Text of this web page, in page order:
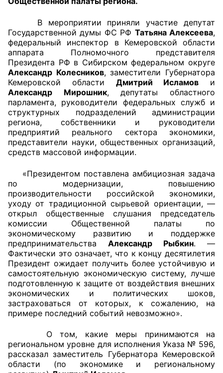
Главная
Общественные советы
Общественные советы при территориальных
органах федеральных органов
исполнительной власти
независимой оценки качества условий
оказания услуг
О Палате
Структура Палаты
Комиссии
Экспертный совет ОП КО
Совет ОП КО
Общественный штаб
Члены ОП КО
Документы ОП КО
В мероприятии приняли участие депутат
Государственной думы ФС РФ Татьяна Алексеева,
федеральный инспектор в Кемеровской области
аппарата Полномочного представителя
Президента РФ в Сибирском федеральном округе
Александр Колесников, заместители Губернатора
Кемеровской области Дмитрий Исламов и
Александр Мирошник, депутаты областного
парламента, руководители федеральных служб и
структурных подразделений администрации
региона, собственники и руководители
предприятий реального сектора экономики,
представители науки, общественных организаций,
средств массовой информации.
«Президентом поставлена амбициозная задача
по модернизации, повышению
производительности российской экономики,
уходу от традиционной сырьевой ориентации, —
открыл общественные слушания председатель
комиссии Общественной палаты по
экономическому развитию и поддержке
предпринимательства Александр Рыбкин. —
Фактически это означает, что к концу десятилетия
Президент ожидает получить более устойчивую и
самостоятельную экономическую систему, лучше
подготовленную к защите от воздействия внешних
экономических и политических шоков,
застраховаться от которых, к сожалению, на
примере последний событий невозможно».
О том, какие меры принимаются на
региональном уровне для исполнения Указа № 596,
рассказал заместитель Губернатора Кемеровской
области (по экономике и региональному